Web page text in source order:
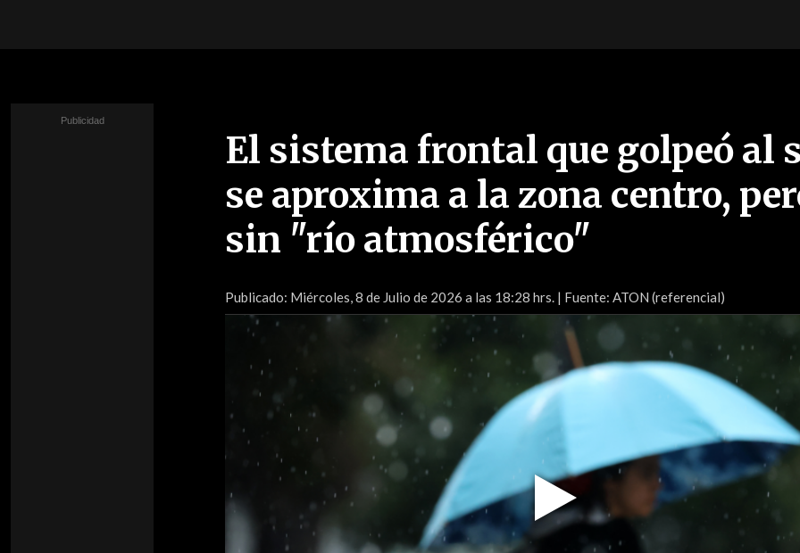
El sistema frontal que golpeó al
se aproxima a la zona centro,
sin "río atmosférico"
Publicado: Miércoles, 8 de Julio de 2026 a las 18:28 hrs. | Fuente: ATON (referencial)
Play
Video